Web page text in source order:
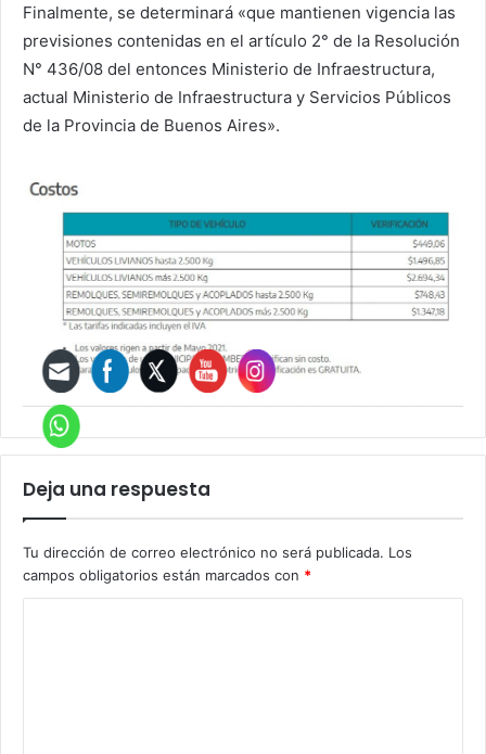
Finalmente, se determinará «que mantienen vigencia las
previsiones contenidas en el artículo 2° de la Resolución
N° 436/08 del entonces Ministerio de Infraestructura,
actual Ministerio de Infraestructura y Servicios Públicos
de la Provincia de Buenos Aires».
Deja una respuesta
Tu dirección de correo electrónico no será publicada. Los
campos obligatorios están marcados con *